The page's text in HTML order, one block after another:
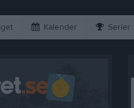
Kalender Serier